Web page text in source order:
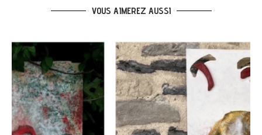
VOUS AIMEREZ AUSSI